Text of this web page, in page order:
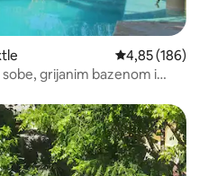
Prosječna
4,85 (186)
grijanim bazenom i
„Odabrali gosti”